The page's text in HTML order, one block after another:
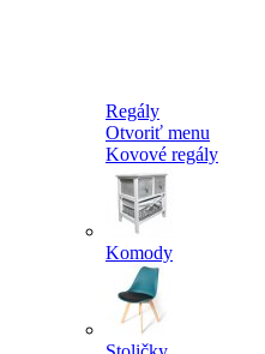
Regály
Otvoriť menu
Kovové regály
Komody